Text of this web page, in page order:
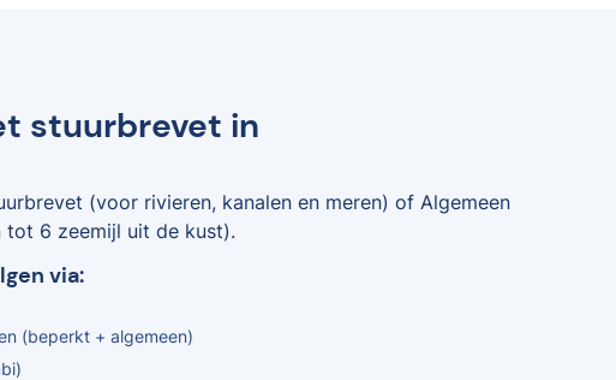
stuurbrevet in
(voor rivieren, kanalen en meren) of Algemeen
tot 6 zeemijl uit de kust).
via:
(beperkt + algemeen)